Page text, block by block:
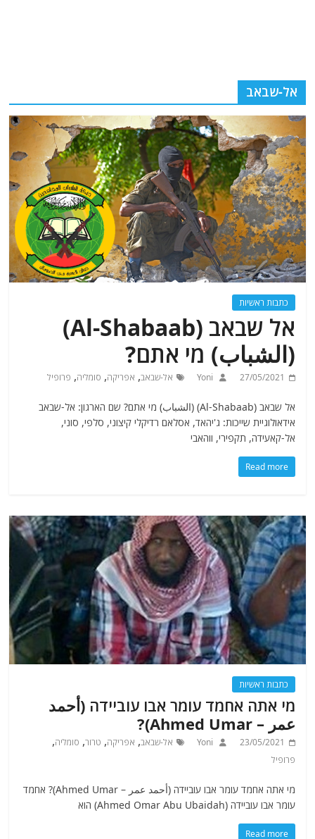
אל-שבאב
כתבות ראשיות
אל שבאב (Al-Shabaab)
(الشباب) מי אתם?
27/05/2021
Yoni אל-שבאב, אפריקה, סומליה, פרופיל
אל שבאב (Al-Shabaab) (الشباب) מי אתם? שם הארגון: אל-שבאב
אידאולוגיית שייכות: ג'יהאד, אסלאם רדיקלי קיצוני, סלפי, סוני,
אל-קאעידה, תקפירי, ווהאבי
Read more
כתבות ראשיות
מי אתה אחמד עומר אבו עוביידה (أحمد
عمر – Ahmed Umar)?
23/05/2021
Yoni אל-שבאב, אפריקה, טרור, סומליה,
פרופיל
מי אתה אחמד עומר אבו עוביידה (أحمد عمر – Ahmed Umar)? אחמד
עומר אבו עוביידה (Ahmed Omar Abu Ubaidah) הוא
Read more